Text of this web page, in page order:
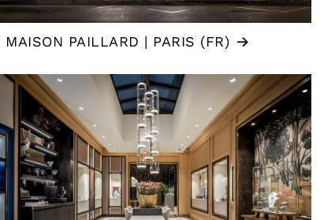
MAISON PAILLARD | PARIS (FR)